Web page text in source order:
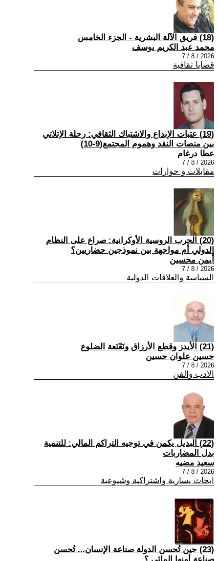
(18) فريق الآلة البشرية - الجزء الخامس
محمد عبد الكريم يوسف
2026 / 8 / 7
قضايا ثقافية
(19) عتبات الإبداع والاشتباك الثقافي: رحلة الإتلاتي
بين منصات النقد وهموم المجتمع(9-10)
عطا درغام
2026 / 8 / 7
مقابلات و حوارات
(20) الحرب الروسية الأوكرانية: صراع على النظام
الدولي أم مواجهة بين نموذجين حضاريين؟
أيمن محسين
2026 / 8 / 7
السياسة والعلاقات الدولية
(21) الأيدز وقطع الأرزاق ونَعْنَعة الضلوع
حسين علوان حسين
2026 / 8 / 7
الادب والفن
(22) البديل يكمن في توجيه التراكم المالي: للتنمية
بدل المضاربات
سعيد مضيه
2026 / 8 / 7
ابحاث يسارية واشتراكية وشيوعية
(23) حين تُحسن الدولة صناعة الإنسان... تُحسن